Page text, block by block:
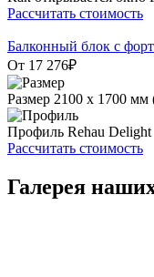
Рассчитать стоимость
Балконный блок с
От 17 276₽
Размер 2100 х 1700 мм
Профиль Rehau Delight
Рассчитать стоимость
Галерея